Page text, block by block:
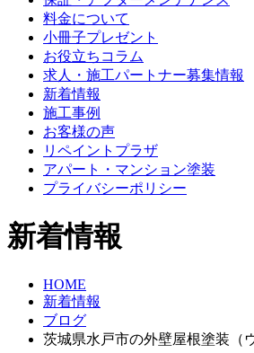
料金について
小冊子プレゼント
お役立ちコラム
求人・施工パートナー募集情報
新着情報
施工事例
お客様の声
リペイントプラザ
アパート・マンション塗装
プライバシーポリシー
新着情報
HOME
新着情報
ブログ
茨城県水戸市の外壁屋根塗装（